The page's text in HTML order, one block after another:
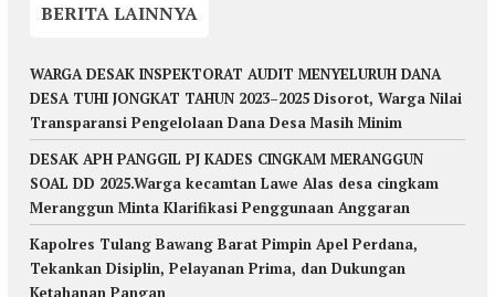
BERITA LAINNYA
WARGA DESAK INSPEKTORAT AUDIT MENYELURUH DANA
DESA TUHI JONGKAT TAHUN 2023–2025 Disorot, Warga Nilai
Transparansi Pengelolaan Dana Desa Masih Minim
DESAK APH PANGGIL PJ KADES CINGKAM MERANGGUN
SOAL DD 2025.Warga kecamtan Lawe Alas desa cingkam
Meranggun Minta Klarifikasi Penggunaan Anggaran
Kapolres Tulang Bawang Barat Pimpin Apel Perdana,
Tekankan Disiplin, Pelayanan Prima, dan Dukungan